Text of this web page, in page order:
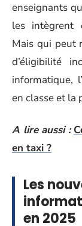
enseignants
les intègrent
Mais qui peut
d’éligibilité
informatique,
en classe et la
A lire aussi :
en taxi ?
Les
en 2025